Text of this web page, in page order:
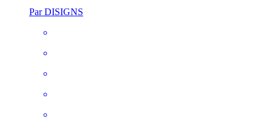
Par DISIGNS